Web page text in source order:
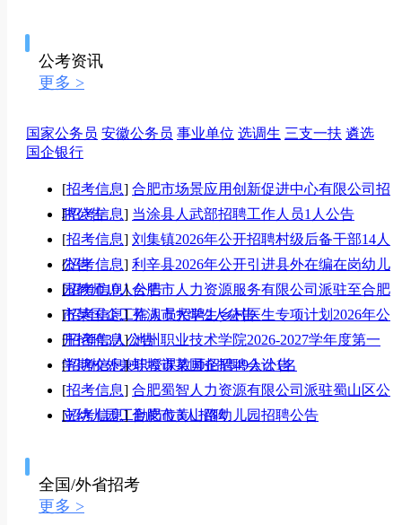
公考资讯
更多 >
国家公务员 安徽公务员 事业单位 选调生 三支一扶 遴选
国企银行
[招考信息] 合肥市场景应用创新促进中心有限公司招
聘公告
[招考信息] 当涂县人武部招聘工作人员1人公告
[招考信息] 刘集镇2026年公开招聘村级后备干部14人
公告
[招考信息] 利辛县2026年公开引进县外在编在岗幼儿
园教师10人公告
[招考信息] 合肥市人力资源服务有限公司派驻至合肥
市某国企工作人员招聘2人公告
[招考信息] 芜湖市大学生乡村医生专项计划2026年公
开招聘3人公告
[招考信息] 池州职业技术学院2026-2027学年度第一
学期校外兼职授课教师招聘49人公告
[招考信息] 蚌埠市某国企招聘会计1名
[招考信息] 合肥蜀智人力资源有限公司派驻蜀山区公
立幼儿园工勤岗位3人招聘
[招考信息] 合肥市黄山路幼儿园招聘公告
全国/外省招考
更多 >